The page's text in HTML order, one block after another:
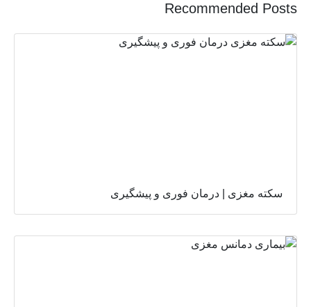
Recommended Posts
سکته مغزی | درمان فوری و پیشگیری